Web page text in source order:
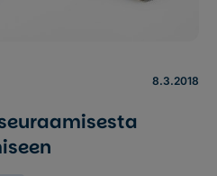
8.3.2018